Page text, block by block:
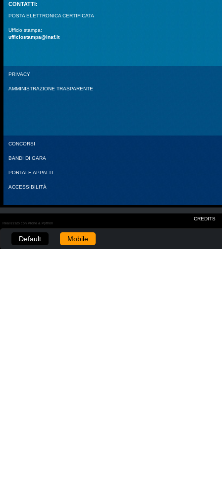
CONTATTI:
POSTA ELETTRONICA CERTIFICATA
Ufficio stampa:
ufficiostampa@inaf.it
PRIVACY
AMMINISTRAZIONE TRASPARENTE
CONCORSI
BANDI DI GARA
PORTALE APPALTI
ACCESSIBILITÀ
CREDITS
Realizzato con Plone & Python
Default Mobile